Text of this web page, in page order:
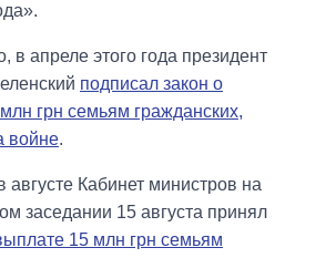
в апреле этого года президент
подписал закон о
грн семьям гражданских,
войне.
Кабинет министров на
заседании 15 августа принял
15 млн грн семьям